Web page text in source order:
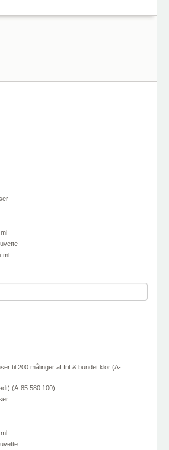
ml
til 200 målinger af frit & bundet klor (A-
(A-85.580.100)